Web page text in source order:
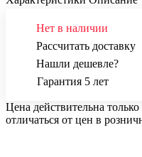
Нет в наличии
Рассчитать доставку
Нашли дешевле?
Гарантия 5 лет
Цена действительна
отличаться от цен в